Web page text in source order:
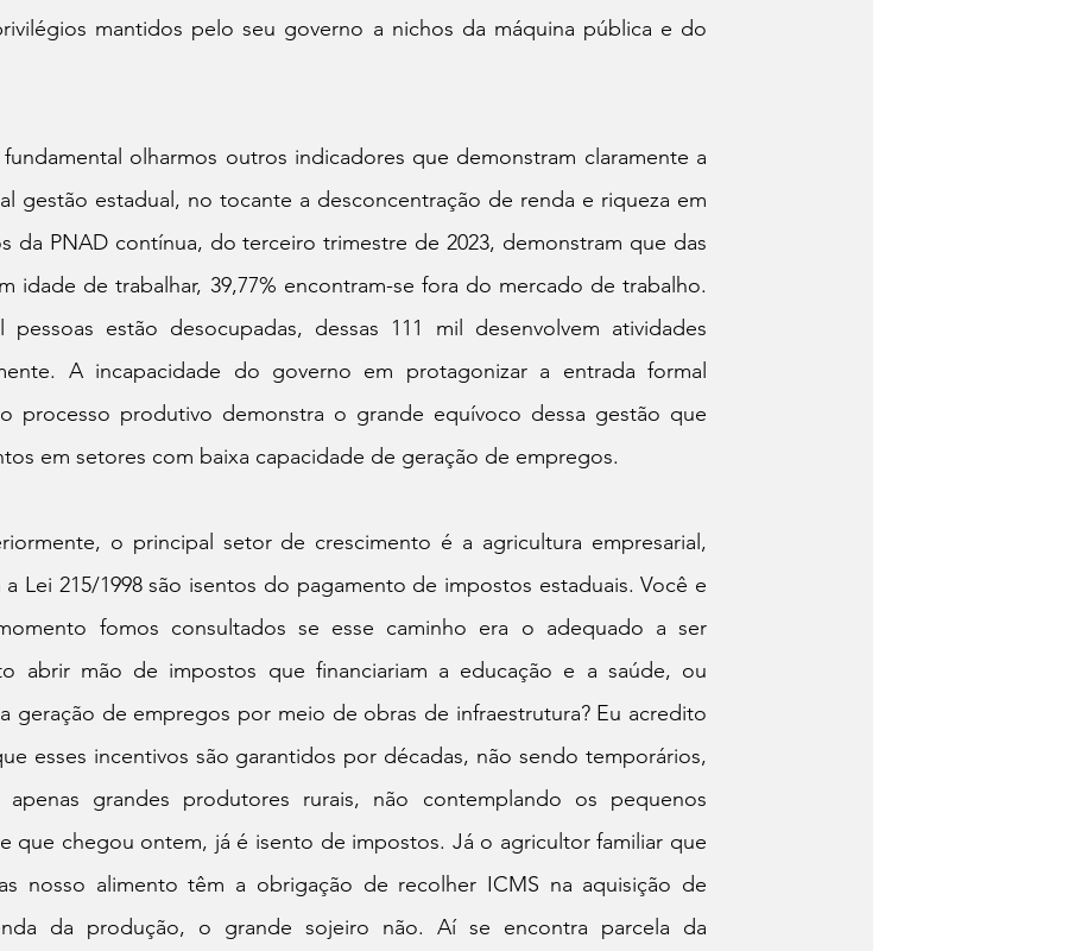
mantidos pelo seu governo a nichos da máquina pública e do
olharmos outros indicadores que demonstram claramente a
gestão estadual, no tocante a desconcentração de renda e riqueza em
da PNAD contínua, do terceiro trimestre de 2023, demonstram que das
idade de trabalhar, 39,77% encontram-se fora do mercado de trabalho.
estão desocupadas, dessas 111 mil desenvolvem atividades
A incapacidade do governo em protagonizar a entrada formal
processo produtivo demonstra o grande equívoco dessa gestão que
em setores com baixa capacidade de geração de empregos.
o principal setor de crescimento é a agricultura empresarial,
Lei 215/1998 são isentos do pagamento de impostos estaduais. Você e
fomos consultados se esse caminho era o adequado a ser
abrir mão de impostos que financiariam a educação e a saúde, ou
geração de empregos por meio de obras de infraestrutura? Eu acredito
esses incentivos são garantidos por décadas, não sendo temporários,
grandes produtores rurais, não contemplando os pequenos
que chegou ontem, já é isento de impostos. Já o agricultor familiar que
nosso alimento têm a obrigação de recolher ICMS na aquisição de
da produção, o grande sojeiro não. Aí se encontra parcela da